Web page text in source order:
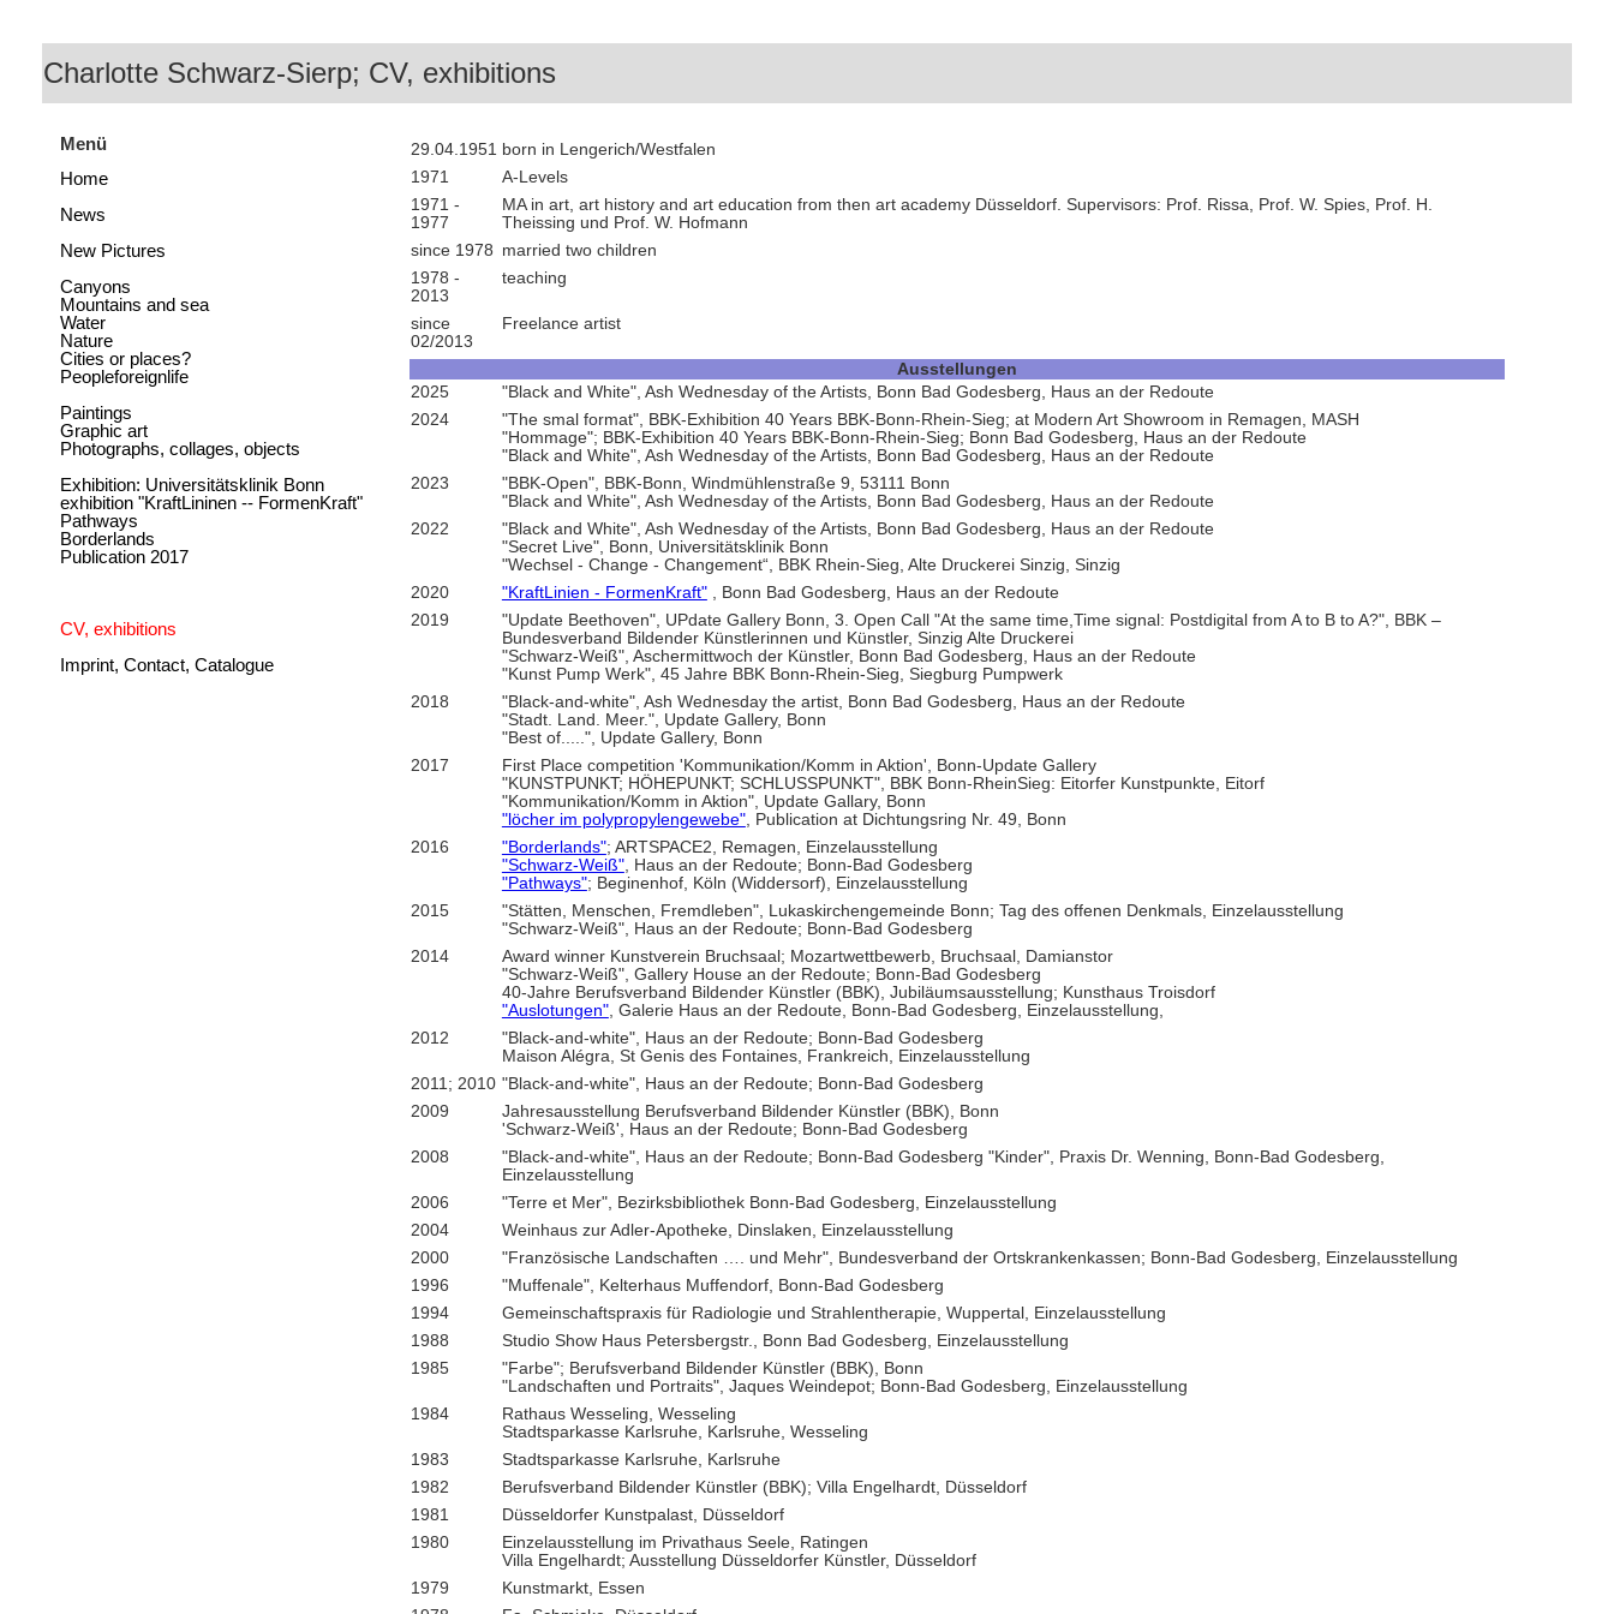
Charlotte Schwarz-Sierp; CV, exhibitions
Menü
Home
News
New Pictures
Canyons
Mountains and sea
Water
Nature
Cities or places?
Peopleforeignlife
Paintings
Graphic art
Photographs, collages, objects
Exhibition: Universitätsklinik Bonn
exhibition "KraftLininen -- FormenKraft"
Pathways
Borderlands
Publication 2017
CV, exhibitions
Imprint, Contact, Catalogue
29.04.1951 born in Lengerich/Westfalen
1971
A-Levels
1971 -
1977
MA in art, art history and art education from then art academy Düsseldorf. Supervisors: Prof. Rissa, Prof. W. Spies, Prof. H.
Theissing und Prof. W. Hofmann
since 1978 married two children
1978 -
2013
teaching
since
02/2013
Freelance artist
Ausstellungen
2025
"Black and White", Ash Wednesday of the Artists, Bonn Bad Godesberg, Haus an der Redoute
2024
"The smal format", BBK-Exhibition 40 Years BBK-Bonn-Rhein-Sieg; at Modern Art Showroom in Remagen, MASH
"Hommage"; BBK-Exhibition 40 Years BBK-Bonn-Rhein-Sieg; Bonn Bad Godesberg, Haus an der Redoute
"Black and White", Ash Wednesday of the Artists, Bonn Bad Godesberg, Haus an der Redoute
2023
"BBK-Open", BBK-Bonn, Windmühlenstraße 9, 53111 Bonn
"Black and White", Ash Wednesday of the Artists, Bonn Bad Godesberg, Haus an der Redoute
2022
"Black and White", Ash Wednesday of the Artists, Bonn Bad Godesberg, Haus an der Redoute
"Secret Live", Bonn, Universitätsklinik Bonn
"Wechsel - Change - Changement“, BBK Rhein-Sieg, Alte Druckerei Sinzig, Sinzig
2020
"KraftLinien - FormenKraft", Bonn Bad Godesberg, Haus an der Redoute
2019
"Update Beethoven", UPdate Gallery Bonn, 3. Open Call "At the same time,Time signal: Postdigital from A to B to A?", BBK –
Bundesverband Bildender Künstlerinnen und Künstler, Sinzig Alte Druckerei
"Schwarz-Weiß", Aschermittwoch der Künstler, Bonn Bad Godesberg, Haus an der Redoute
"Kunst Pump Werk", 45 Jahre BBK Bonn-Rhein-Sieg, Siegburg Pumpwerk
2018
"Black-and-white", Ash Wednesday the artist, Bonn Bad Godesberg, Haus an der Redoute
"Stadt. Land. Meer.", Update Gallery, Bonn
"Best of.....", Update Gallery, Bonn
2017
First Place competition 'Kommunikation/Komm in Aktion', Bonn-Update Gallery
"KUNSTPUNKT; HÖHEPUNKT; SCHLUSSPUNKT", BBK Bonn-RheinSieg: Eitorfer Kunstpunkte, Eitorf
"Kommunikation/Komm in Aktion", Update Gallary, Bonn
"löcher im polypropylengewebe", Publication at Dichtungsring Nr. 49, Bonn
2016
"Borderlands"; ARTSPACE2, Remagen, Einzelausstellung
"Schwarz-Weiß", Haus an der Redoute; Bonn-Bad Godesberg
"Pathways"; Beginenhof, Köln (Widdersorf), Einzelausstellung
2015
"Stätten, Menschen, Fremdleben", Lukaskirchengemeinde Bonn; Tag des offenen Denkmals, Einzelausstellung
"Schwarz-Weiß", Haus an der Redoute; Bonn-Bad Godesberg
2014
Award winner Kunstverein Bruchsaal; Mozartwettbewerb, Bruchsaal, Damianstor
"Schwarz-Weiß", Gallery House an der Redoute; Bonn-Bad Godesberg
40-Jahre Berufsverband Bildender Künstler (BBK), Jubiläumsausstellung; Kunsthaus Troisdorf
"Auslotungen", Galerie Haus an der Redoute, Bonn-Bad Godesberg, Einzelausstellung,
2012
"Black-and-white", Haus an der Redoute; Bonn-Bad Godesberg
Maison Alégra, St Genis des Fontaines, Frankreich, Einzelausstellung
2011; 2010 "Black-and-white", Haus an der Redoute; Bonn-Bad Godesberg
2009
Jahresausstellung Berufsverband Bildender Künstler (BBK), Bonn
'Schwarz-Weiß', Haus an der Redoute; Bonn-Bad Godesberg
2008
"Black-and-white", Haus an der Redoute; Bonn-Bad Godesberg "Kinder", Praxis Dr. Wenning, Bonn-Bad Godesberg,
Einzelausstellung
2006
"Terre et Mer", Bezirksbibliothek Bonn-Bad Godesberg, Einzelausstellung
2004
Weinhaus zur Adler-Apotheke, Dinslaken, Einzelausstellung
2000
"Französische Landschaften …. und Mehr", Bundesverband der Ortskrankenkassen; Bonn-Bad Godesberg, Einzelausstellung
1996
"Muffenale", Kelterhaus Muffendorf, Bonn-Bad Godesberg
1994
Gemeinschaftspraxis für Radiologie und Strahlentherapie, Wuppertal, Einzelausstellung
1988
Studio Show Haus Petersbergstr., Bonn Bad Godesberg, Einzelausstellung
1985
"Farbe"; Berufsverband Bildender Künstler (BBK), Bonn
"Landschaften und Portraits", Jaques Weindepot; Bonn-Bad Godesberg, Einzelausstellung
1984
Rathaus Wesseling, Wesseling
Stadtsparkasse Karlsruhe, Karlsruhe, Wesseling
1983
Stadtsparkasse Karlsruhe, Karlsruhe
1982
Berufsverband Bildender Künstler (BBK); Villa Engelhardt, Düsseldorf
1981
Düsseldorfer Kunstpalast, Düsseldorf
1980
Einzelausstellung im Privathaus Seele, Ratingen
Villa Engelhardt; Ausstellung Düsseldorfer Künstler, Düsseldorf
1979
Kunstmarkt, Essen